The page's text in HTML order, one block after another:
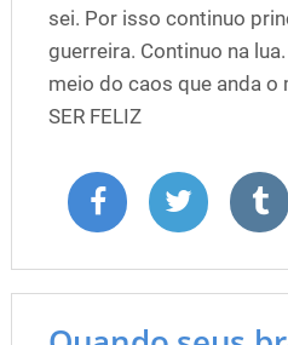
sei. Por isso continuo
guerreira. Continuo na
meio do caos que anda o
SER FELIZ